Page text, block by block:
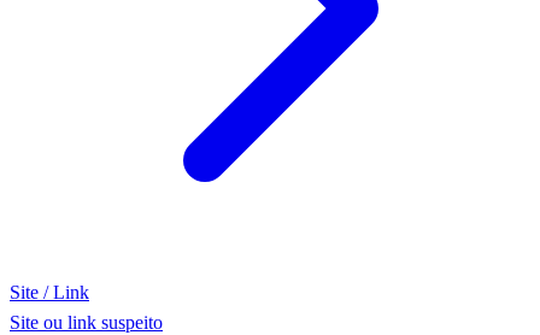
Site / Link
Site ou link suspeito